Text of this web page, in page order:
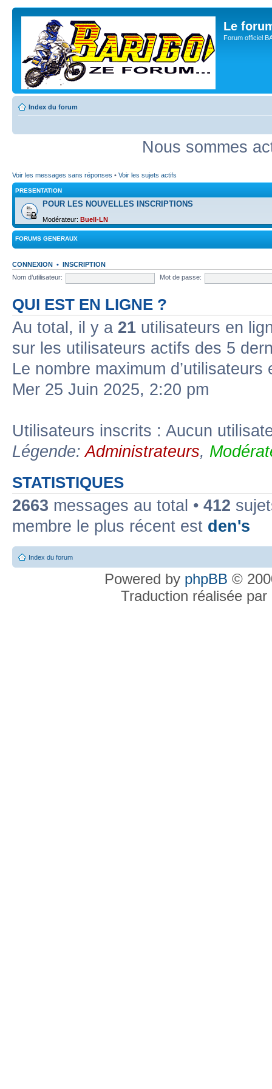
Le
Forum officiel
Index du forum
Nous sommes
Voir les messages sans réponses • Voir les sujets actifs
PRESENTATION
POUR LES NOUVELLES INSCRIPTIONS
Modérateur: Buell-LN
FORUMS GENERAUX
CONNEXION • INSCRIPTION
Nom d’utilisateur:
Mot de passe:
QUI EST EN LIGNE ?
Au total, il y a 21 utilisateurs en
sur les utilisateurs actifs des 5
Le nombre maximum
Mer 25 Juin 2025, 2:20 pm
Utilisateurs inscrits : Aucun
Légende:Administrateurs,
STATISTIQUES
2663 messages au total • 412
membre le plus récent est den's
Index du forum
Powered by phpBB ©
Traduction réalisée par